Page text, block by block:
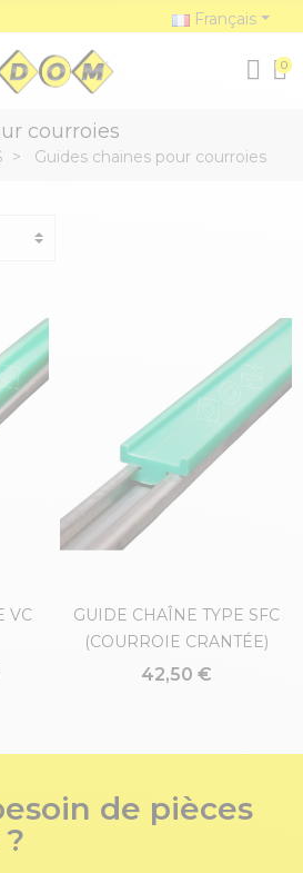
Français
0
courroies
Guides chaines pour courroies
VC
GUIDE CHAÎNE TYPE SFC
(COURROIE CRANTÉE)
42,50 €
de pièces